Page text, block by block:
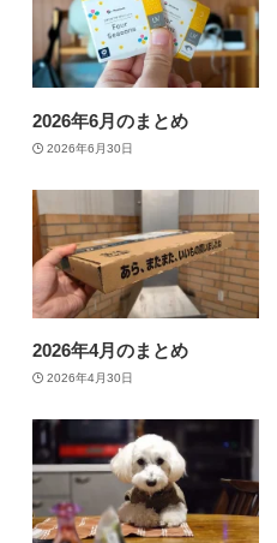
2026年6月のまとめ
2026年6月30日
2026年4月のまとめ
2026年4月30日